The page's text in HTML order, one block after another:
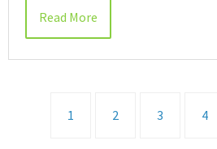
Read More
1 2 3 4